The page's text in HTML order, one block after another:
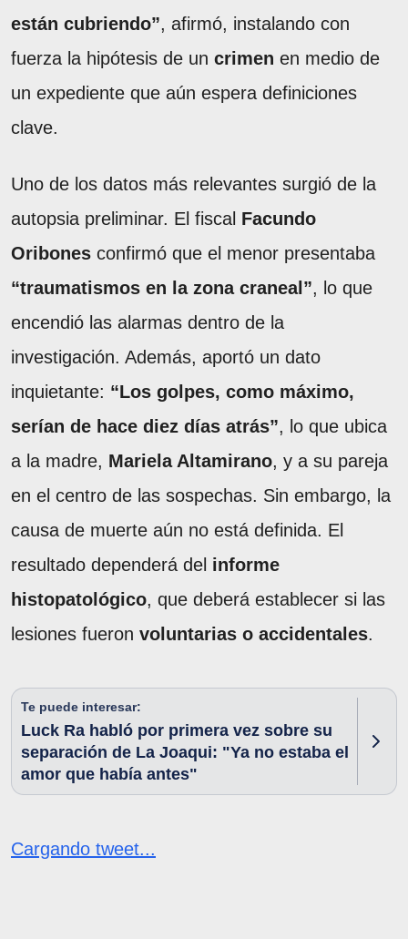
están cubriendo”, afirmó, instalando con
fuerza la hipótesis de un crimen en medio de
un expediente que aún espera definiciones
clave.
Uno de los datos más relevantes surgió de la
autopsia preliminar. El fiscal Facundo
Oribones confirmó que el menor presentaba
“traumatismos en la zona craneal”, lo que
encendió las alarmas dentro de la
investigación. Además, aportó un dato
inquietante: “Los golpes, como máximo,
serían de hace diez días atrás”, lo que ubica
a la madre, Mariela Altamirano, y a su pareja
en el centro de las sospechas. Sin embargo, la
causa de muerte aún no está definida. El
resultado dependerá del informe
histopatológico, que deberá establecer si las
lesiones fueron voluntarias o accidentales.
Te puede interesar:
Luck Ra habló por primera vez sobre su
separación de La Joaqui: "Ya no estaba el
amor que había antes"
Cargando tweet...